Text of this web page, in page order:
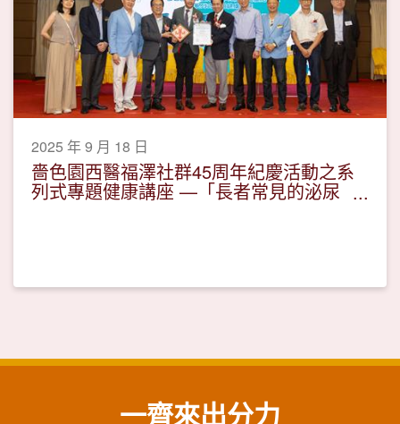
2025 年 9 月 18 日
嗇色園西醫福澤社群45周年紀慶活動之系
列式專題健康講座 —「長者常見的泌尿
一齊來出分力